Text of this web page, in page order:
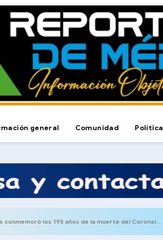
general Comunidad Política
los 195 años de la muerte del Coronel Antonio Rangel